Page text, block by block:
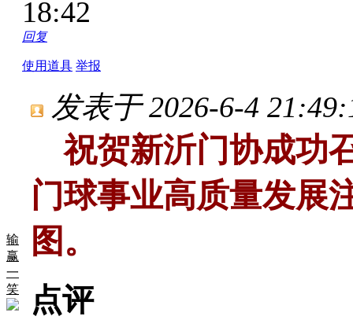
18:42
回复
使用道具 举报
输
赢
一
笑
发表于 2026-6-4
祝贺新沂门协成功
门球事业高质量发展
图。
点评